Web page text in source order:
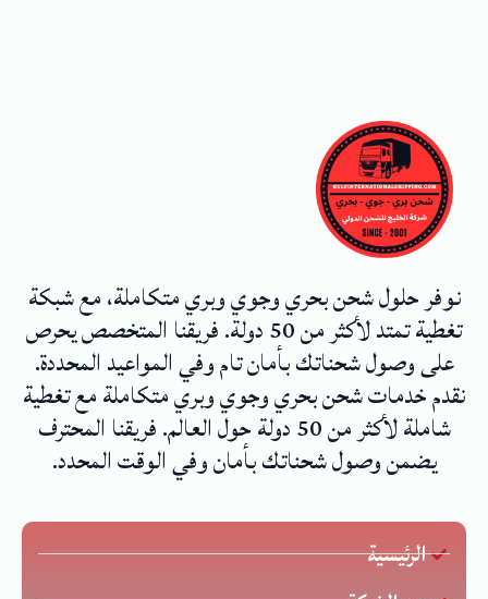
نوفر حلول شحن بحري وجوي وبري متكاملة، مع شبكة
تغطية تمتد لأكثر من 50 دولة. فريقنا المتخصص يحرص
على وصول شحناتك بأمان تام وفي المواعيد المحددة.
نقدم خدمات شحن بحري وجوي وبري متكاملة مع تغطية
شاملة لأكثر من 50 دولة حول العالم. فريقنا المحترف
يضمن وصول شحناتك بأمان وفي الوقت المحدد.
الرئيسية